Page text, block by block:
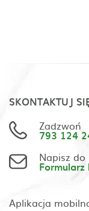
SKONTAKTUJ
Zadzwoń
793 124
Napisz do
Aplikacja